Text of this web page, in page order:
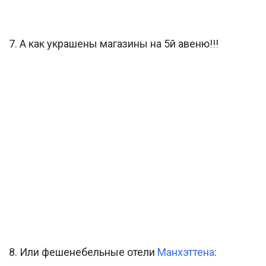
7. А как украшены магазины на 5й авеню!!!
8. Или фешенебельные отели Манхэттена: